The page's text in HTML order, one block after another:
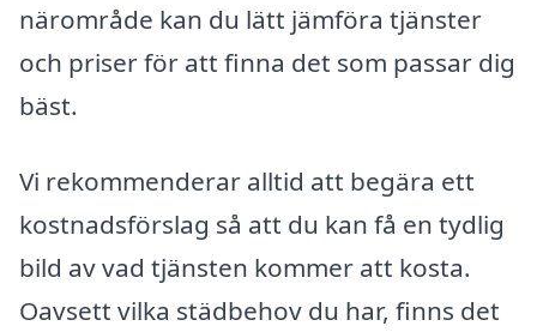
närområde kan du lätt jämföra tjänster
och priser för att finna det som passar dig
bäst.
Vi rekommenderar alltid att begära ett
kostnadsförslag så att du kan få en tydlig
bild av vad tjänsten kommer att kosta.
Oavsett vilka städbehov du har, finns det